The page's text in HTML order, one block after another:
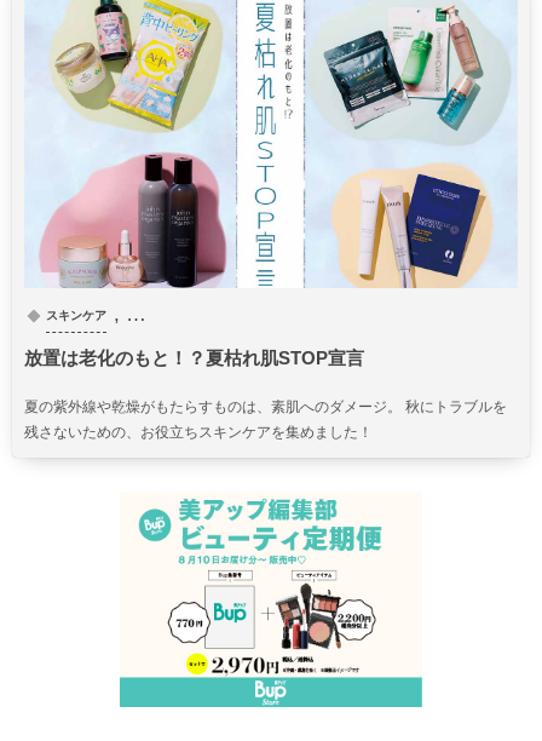
スキンケア , …
放置は老化のもと！？夏枯れ肌STOP宣言
夏の紫外線や乾燥がもたらすものは、素肌へのダメージ。 秋にトラブルを
残さないための、お役立ちスキンケアを集めました！